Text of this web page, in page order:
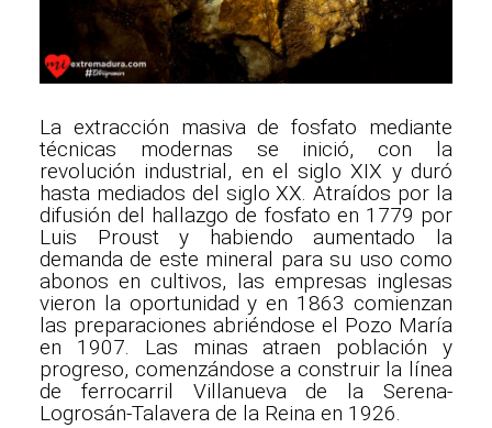
La extracción masiva de fosfato mediante
técnicas modernas se inició, con la
revolución industrial, en el siglo XIX y duró
hasta mediados del siglo XX. Atraídos por la
difusión del hallazgo de fosfato en 1779 por
Luis Proust y habiendo aumentado la
demanda de este mineral para su uso como
abonos en cultivos, las empresas inglesas
vieron la oportunidad y en 1863 comienzan
las preparaciones abriéndose el Pozo María
en 1907. Las minas atraen población y
progreso, comenzándose a construir la línea
de ferrocarril Villanueva de la Serena-
Logrosán-Talavera de la Reina en 1926.